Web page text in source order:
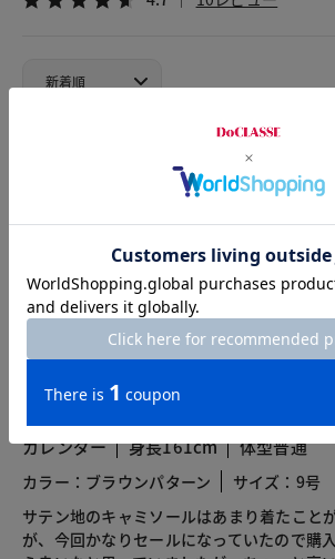
体型普通
カラー：ブラウンパターン
サイズ：11号
Lサイズを購入しましたが身幅が広すぎてブ
まいます。小さいサイズに変更と思いまし
くストレッチしない生地なので難しいです。
2026.07.18
カレンダー 身長161cm 体型普通
カラー：ブラウンパターン
サイズ：9号
サテン地のキャミソールはあまり着たこと
が、今回かなりセールになっていたので購